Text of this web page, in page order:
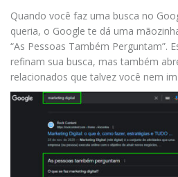
Quando você faz uma busca no
queria, o Google te dá uma
“As Pessoas Também Perguntam”.
refinam sua busca, mas também
relacionados que talvez você nem